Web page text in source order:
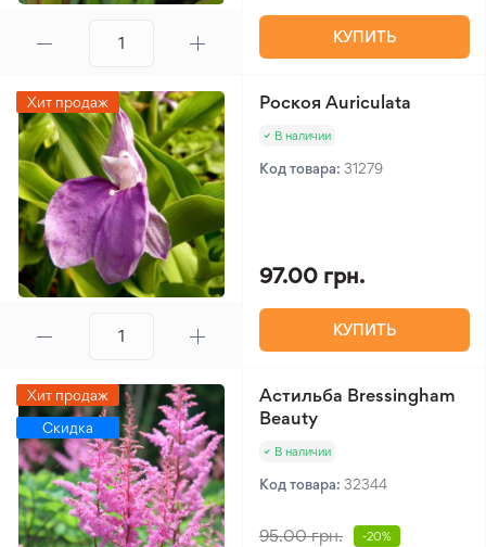
КУПИТЬ
Хит продаж Роскоя Auriculata
В наличии
Код товара: 31279
97.00 грн.
КУПИТЬ
Хит продаж
Скидка
Астильба Bressingham
Beauty
В наличии
Код товара: 32344
95.00 грн. -20%